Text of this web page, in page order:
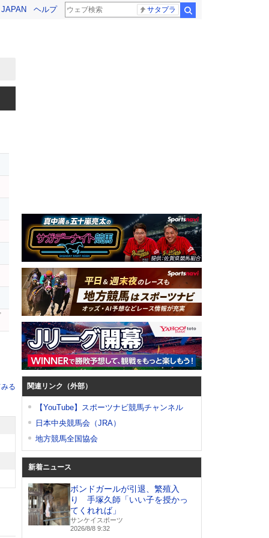
ヘルプ サタプラ
る 関連リンク（外部）
【YouTube】スポーツナビ競馬チャンネル
日本中央競馬会（JRA）
地方競馬全国協会
新着ニュース
ボンドガールが引退、繁殖入
り 手塚久師「いい子を授かっ
てくれれば」
サンケイスポーツ
2026/8/8 9:32